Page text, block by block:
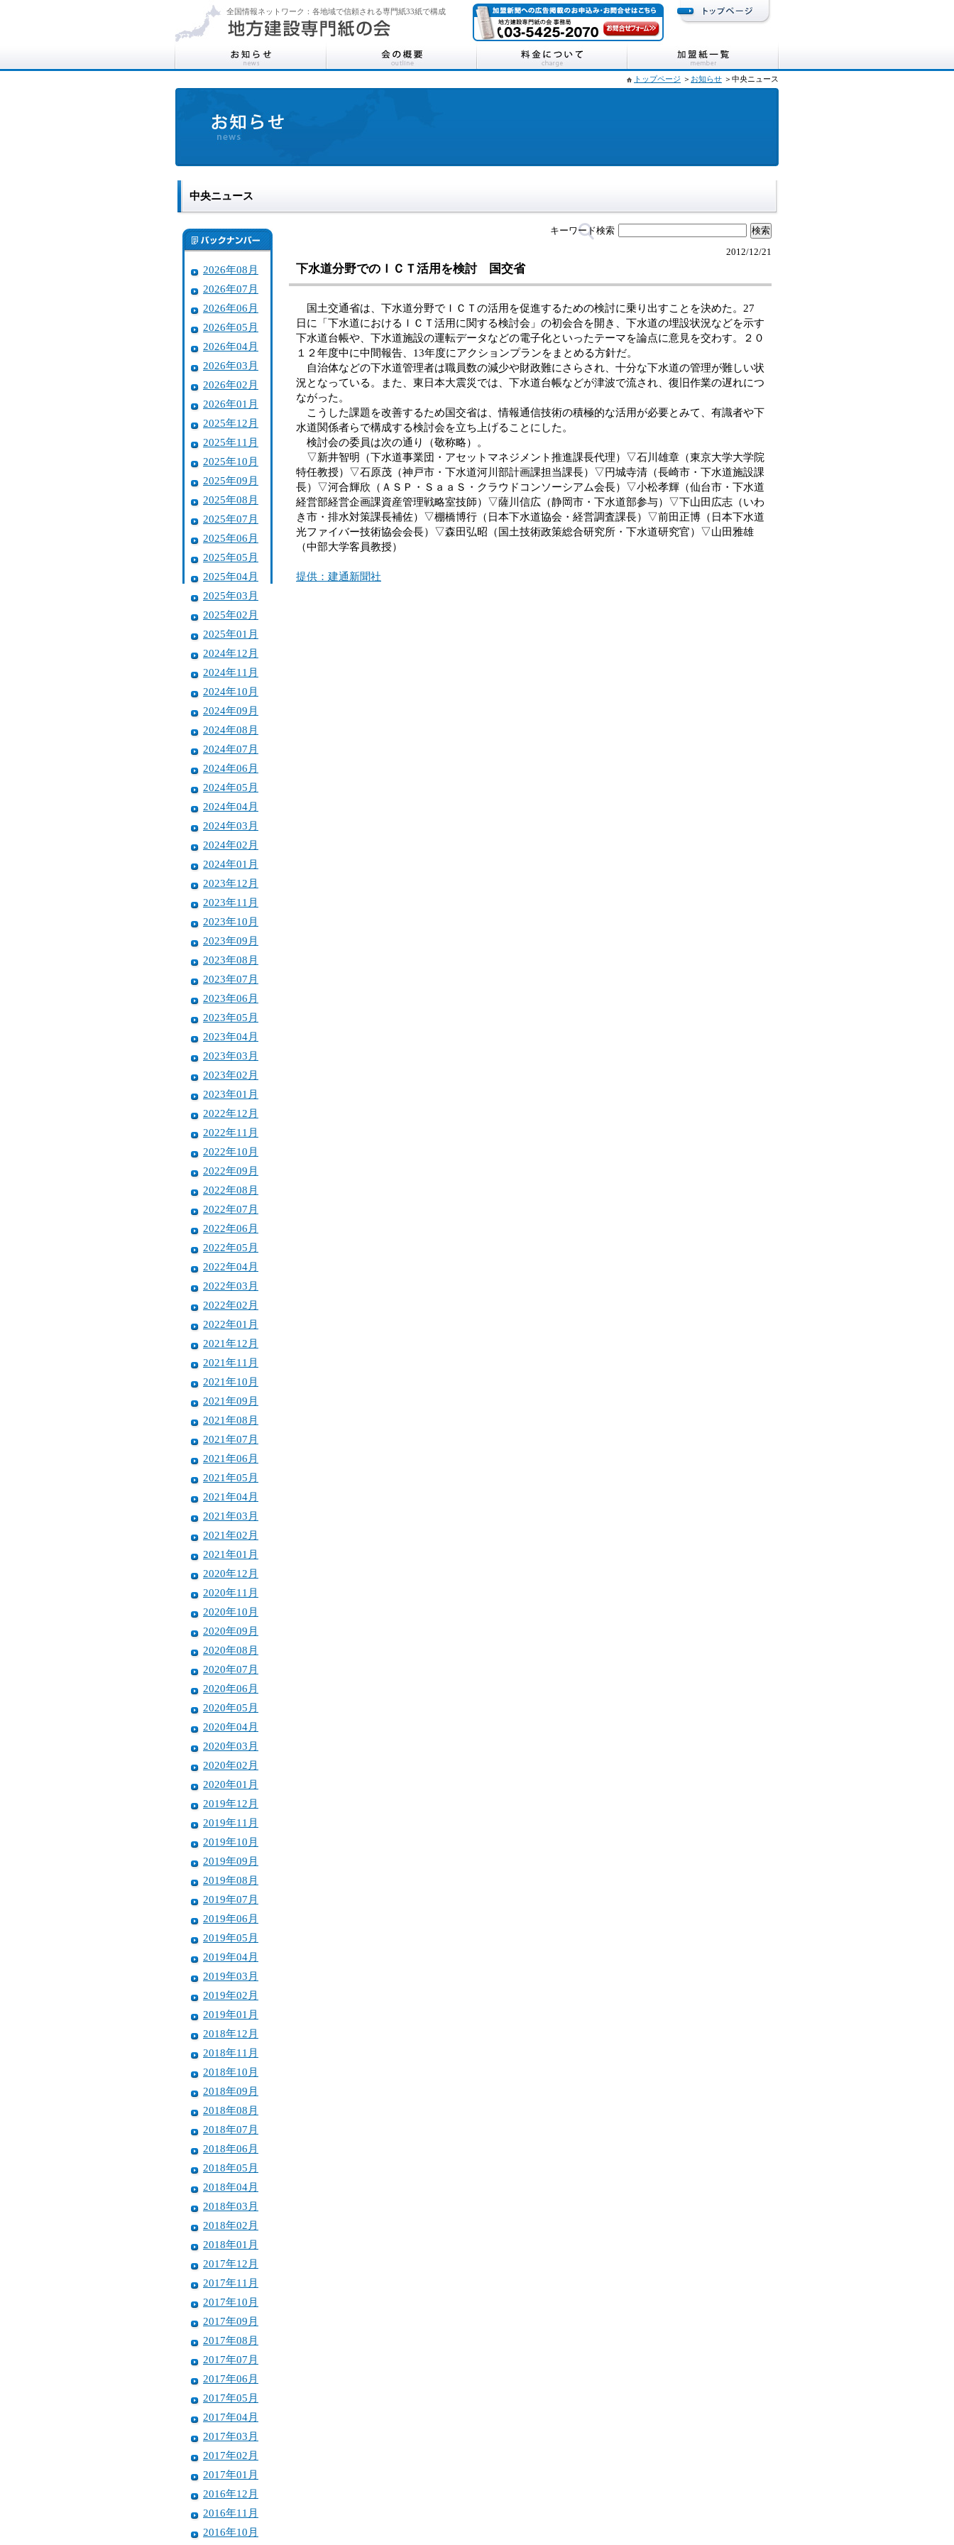
全国情報ネットワーク：各地域で信頼される専門紙33紙で構成
トップページ ＞ お知らせ ＞中央ニュース
中央ニュース
2026年08月
2026年07月
2026年06月
2026年05月
2026年04月
2026年03月
2026年02月
2026年01月
2025年12月
2025年11月
2025年10月
2025年09月
2025年08月
2025年07月
2025年06月
2025年05月
2025年04月
2025年03月
2025年02月
2025年01月
2024年12月
2024年11月
2024年10月
2024年09月
2024年08月
2024年07月
2024年06月
2024年05月
2024年04月
2024年03月
2024年02月
2024年01月
2023年12月
2023年11月
2023年10月
2023年09月
2023年08月
2023年07月
2023年06月
2023年05月
2023年04月
2023年03月
2023年02月
2023年01月
2022年12月
2022年11月
2022年10月
2022年09月
2022年08月
2022年07月
2022年06月
2022年05月
2022年04月
2022年03月
2022年02月
2022年01月
2021年12月
2021年11月
2021年10月
2021年09月
2021年08月
2021年07月
2021年06月
2021年05月
2021年04月
2021年03月
2021年02月
2021年01月
2020年12月
2020年11月
2020年10月
2020年09月
2020年08月
2020年07月
2020年06月
2020年05月
2020年04月
2020年03月
2020年02月
2020年01月
2019年12月
2019年11月
2019年10月
2019年09月
2019年08月
2019年07月
2019年06月
2019年05月
2019年04月
2019年03月
2019年02月
2019年01月
2018年12月
2018年11月
2018年10月
2018年09月
2018年08月
2018年07月
2018年06月
2018年05月
2018年04月
2018年03月
2018年02月
2018年01月
2017年12月
2017年11月
2017年10月
2017年09月
2017年08月
2017年07月
2017年06月
2017年05月
2017年04月
2017年03月
2017年02月
2017年01月
2016年12月
2016年11月
2016年10月
キーワード検索
2012/12/21
下水道分野でのＩＣＴ活用を検討 国交省
国土交通省は、下水道分野でＩＣＴの活用を促進するための検討に乗り出すことを決めた。27
日に「下水道におけるＩＣＴ活用に関する検討会」の初会合を開き、下水道の埋設状況などを示す
下水道台帳や、下水道施設の運転データなどの電子化といったテーマを論点に意見を交わす。２０
１２年度中に中間報告、13年度にアクションプランをまとめる方針だ。
自治体などの下水道管理者は職員数の減少や財政難にさらされ、十分な下水道の管理が難しい状
況となっている。また、東日本大震災では、下水道台帳などが津波で流され、復旧作業の遅れにつ
ながった。
こうした課題を改善するため国交省は、情報通信技術の積極的な活用が必要とみて、有識者や下
水道関係者らで構成する検討会を立ち上げることにした。
検討会の委員は次の通り（敬称略）。
▽新井智明（下水道事業団・アセットマネジメント推進課長代理）▽石川雄章（東京大学大学院
特任教授）▽石原茂（神戸市・下水道河川部計画課担当課長）▽円城寺清（長崎市・下水道施設課
長）▽河合輝欣（ＡＳＰ・ＳａａＳ・クラウドコンソーシアム会長）▽小松孝輝（仙台市・下水道
経営部経営企画課資産管理戦略室技師）▽薩川信広（静岡市・下水道部参与）▽下山田広志（いわ
き市・排水対策課長補佐）▽棚橋博行（日本下水道協会・経営調査課長）▽前田正博（日本下水道
光ファイバー技術協会会長）▽森田弘昭（国土技術政策総合研究所・下水道研究官）▽山田雅雄
（中部大学客員教授）
提供：建通新聞社